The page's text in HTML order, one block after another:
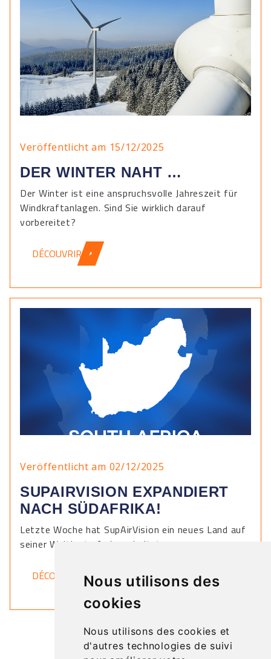
Nous utilisons des
cookies
Nous utilisons des cookies et
d'autres technologies de suivi
Veröffentlicht am 15/12/2025
DER WINTER NAHT …
Der Winter ist eine anspruchsvolle Jahreszeit für
Windkraftanlagen. Sind Sie wirklich darauf
vorbereitet?
DÉCOUVRIR
Veröffentlicht am 02/12/2025
SUPAIRVISION EXPANDIERT
NACH SÜDAFRIKA!
Letzte Woche hat SupAirVision ein neues Land auf
seiner Weltkarte freigeschaltet.
DÉCOUVRIR